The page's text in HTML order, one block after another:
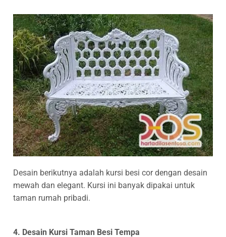
Desain berikutnya adalah kursi besi cor dengan desain
mewah dan elegant. Kursi ini banyak dipakai untuk
taman rumah pribadi.
4. Desain Kursi Taman Besi Tempa